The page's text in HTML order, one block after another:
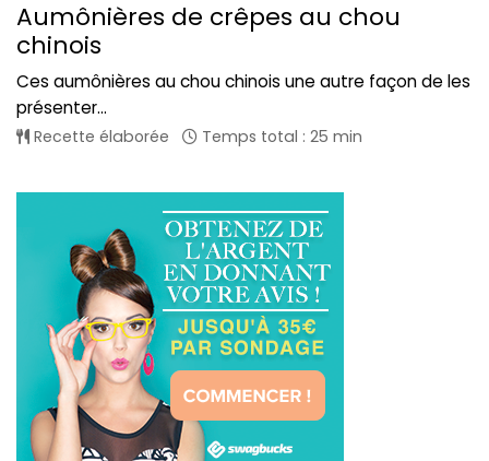
Aumônières de crêpes au chou
chinois
Ces aumônières au chou chinois une autre façon de les
présenter...
Recette élaborée Temps total : 25 min